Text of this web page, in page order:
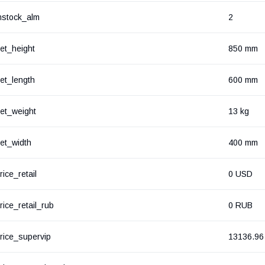
2
850 mm
600 mm
13 kg
400 mm
0 USD
0 RUB